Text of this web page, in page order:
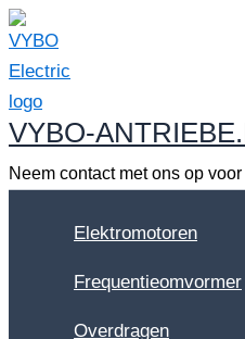
VYBO-
Neem contact met ons op
Elektromotoren
Frequentieomvormer
Overdragen